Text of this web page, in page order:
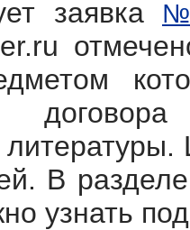
заявка
В
узнать